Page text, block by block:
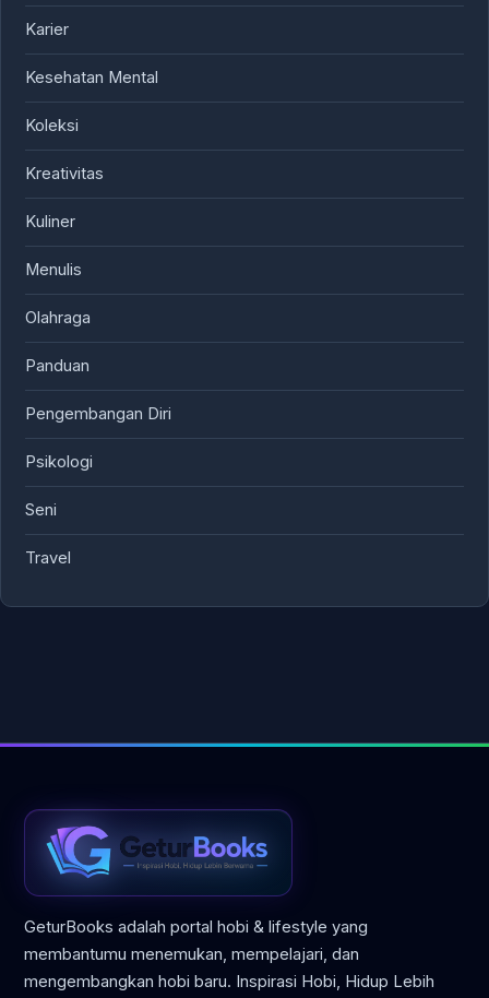
Karier
Kesehatan Mental
Koleksi
Kreativitas
Kuliner
Menulis
Olahraga
Panduan
Pengembangan Diri
Psikologi
Seni
Travel
GeturBooks adalah portal hobi & lifestyle yang
membantumu menemukan, mempelajari, dan
mengembangkan hobi baru. Inspirasi Hobi, Hidup Lebih